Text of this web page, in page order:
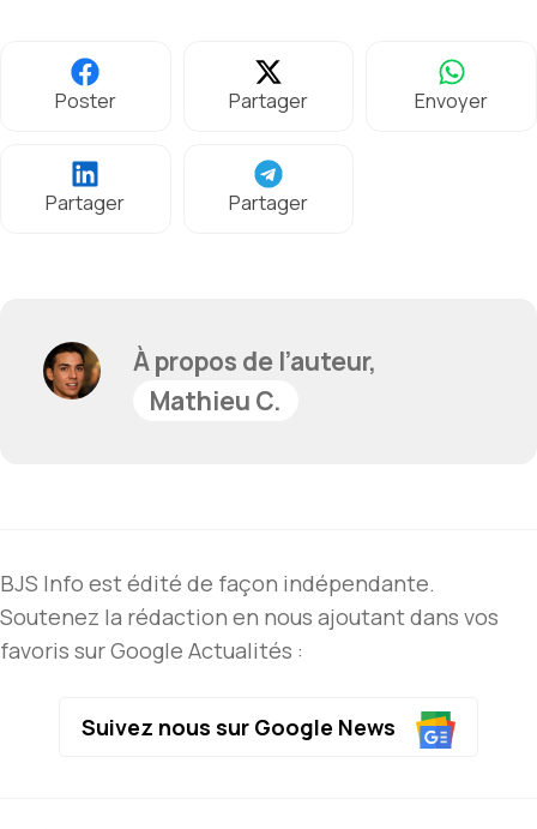
Poster Partager Envoyer
Partager Partager
À propos de l’auteur,
Mathieu C.
BJS Info est édité de façon indépendante.
Soutenez la rédaction en nous ajoutant dans vos
favoris sur Google Actualités :
Suivez nous sur Google News